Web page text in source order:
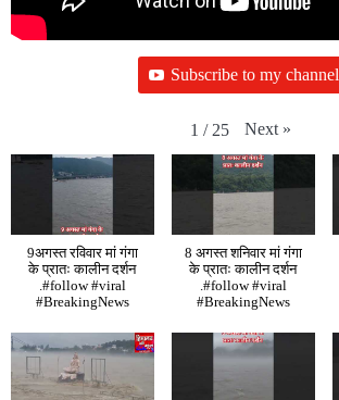
Subscribe to my channel
1 / 25 Next »
9अगस्त रविवार मां गंगा
के प्रातः कालीन दर्शन
.#follow #viral
#BreakingNews
8 अगस्त शनिवार मां गंगा
के प्रातः कालीन दर्शन
.#follow #viral
#BreakingNews